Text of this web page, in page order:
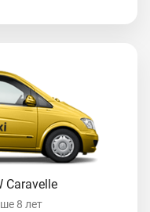
Caravelle
8 лет